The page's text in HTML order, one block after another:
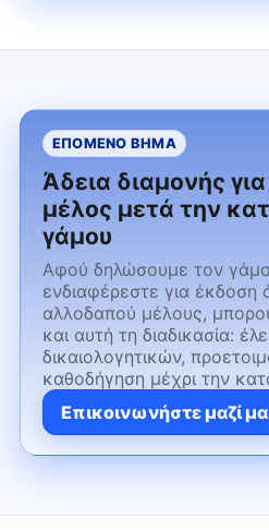
ΕΠΟΜΕΝΟ ΒΗΜΑ
Άδεια διαμονής
μέλος μετά την
γάμου
Αφού δηλώσουμε τον
ενδιαφέρεστε για έκδοση
αλλοδαπού μέλους,
και αυτή τη διαδικασία:
δικαιολογητικών,
καθοδήγηση μέχρι την
Επικοινωνήστε μαζί